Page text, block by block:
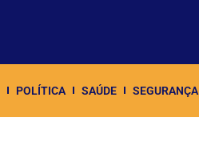
POLÍTICA SAÚDE SEGURANÇA